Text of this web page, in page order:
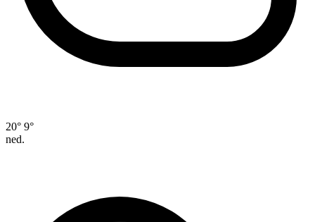
20° 9°
ned.